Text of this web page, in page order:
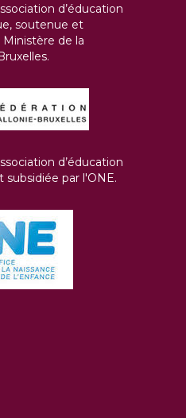
d’éducation
soutenue et
de la
d’éducation
par l'ONE.